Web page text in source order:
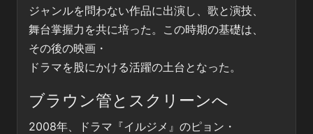
ジャンルを問わない作品に出演し、歌と演技、
舞台掌握力を共に培った。この時期の基礎は、
その後の映画・
ドラマを股にかける活躍の土台となった。
ブラウン管とスクリーンへ
2008年、ドラマ『イルジメ』のピョン・